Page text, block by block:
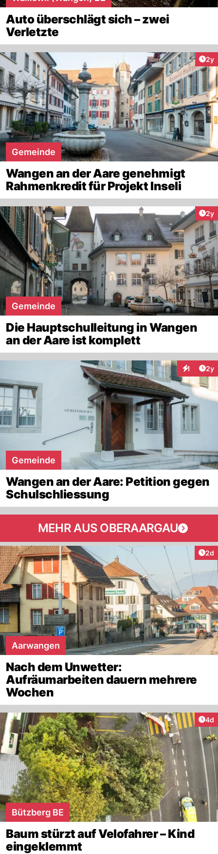
Auto überschlägt sich – zwei
Verletzte
2y
Gemeinde
Wangen an der Aare genehmigt
Rahmenkredit für Projekt Inseli
2y
Gemeinde
Die Hauptschulleitung in Wangen
an der Aare ist komplett
1 2y
Gemeinde
Wangen an der Aare: Petition gegen
Schulschliessung
MEHR AUS OBERAARGAU
2d
Aarwangen
Nach dem Unwetter:
Aufräumarbeiten dauern mehrere
Wochen
4d
Bützberg BE
Baum stürzt auf Velofahrer – Kind
eingeklemmt